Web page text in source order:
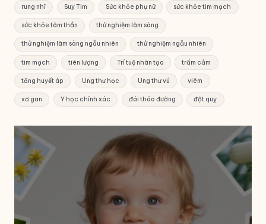
rung nhĩ Suy Tim Sức khỏe phụ nữ sức khỏe tim mạch
sức khỏe tâm thần thử nghiệm lâm sàng
thử nghiệm lâm sàng ngẫu nhiên thử nghiệm ngẫu nhiên
tim mạch tiên lượng Trí tuệ nhân tạo trầm cảm
tăng huyết áp Ung thư học Ung thư vú viêm
xơ gan Y học chính xác đái tháo đường đột quỵ